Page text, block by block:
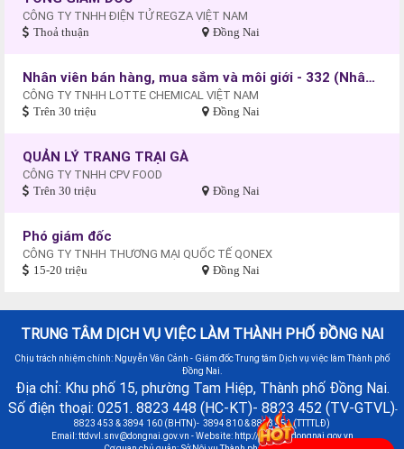
CÔNG TY TNHH ĐIỆN TỬ REGZA VIỆT NAM
Thoả thuận Đồng Nai
Nhân viên bán hàng, mua sắm và môi giới - 332 (Nhân viên kinh doanh)
CÔNG TY TNHH LOTTE CHEMICAL VIỆT NAM
Trên 30 triệu Đồng Nai
QUẢN LÝ TRANG TRẠI GÀ
CÔNG TY TNHH CPV FOOD
Trên 30 triệu Đồng Nai
Phó giám đốc
CÔNG TY TNHH THƯƠNG MẠI QUỐC TẾ QONEX
15-20 triệu Đồng Nai
TRUNG TÂM DỊCH VỤ VIỆC LÀM THÀNH PHỐ ĐỒNG NAI
Chịu trách nhiệm chính: Nguyễn Văn Cảnh - Giám đốc Trung tâm Dịch vụ việc làm Thành phố
Đồng Nai.
Địa chỉ: Khu phố 15, phường Tam Hiệp, Thành phố Đồng Nai.
Số điện thoại: 0251. 8823 448 (HC-KT)- 8823 452 (TV-GTVL)-
8823 453 & 3894 160 (BHTN)- 3894 810 & 8823 451 (TTTTLĐ)
Email:ttdvvl.snv@dongnai.gov.vn - Website: http://vieclamdongnai.gov.vn